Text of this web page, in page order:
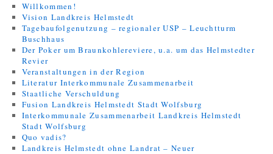
Willkommen!
Vision Landkreis Helmstedt
Tagebaufolgenutzung – regionaler USP – Leuchtturm
Buschhaus
Der Poker um Braunkohlereviere, u.a. um das Helmstedter
Revier
Veranstaltungen in der Region
Literatur Interkommunale Zusammenarbeit
Staatliche Verschuldung
Fusion Landkreis Helmstedt Stadt Wolfsburg
Interkommunale Zusammenarbeit Landkreis Helmstedt
Stadt Wolfsburg
Quo vadis?
Landkreis Helmstedt ohne Landrat – Neuer